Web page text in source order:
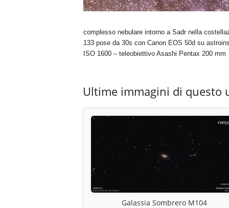
complesso nebulare intorno a Sadr nella
133 pose da 30s con Canon EOS 50d su
ISO 1600 – teleobiettivo Asashi Pentax 200 mm
Ultime immagini di questo
Galassia Sombrero M104